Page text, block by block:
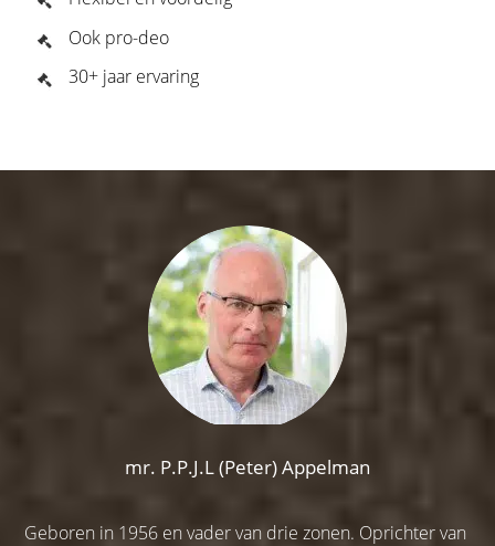
Ook pro-deo
30+ jaar ervaring
mr. P.P.J.L (Peter) Appelman
Geboren in 1956 en vader van drie zonen. Oprichter van